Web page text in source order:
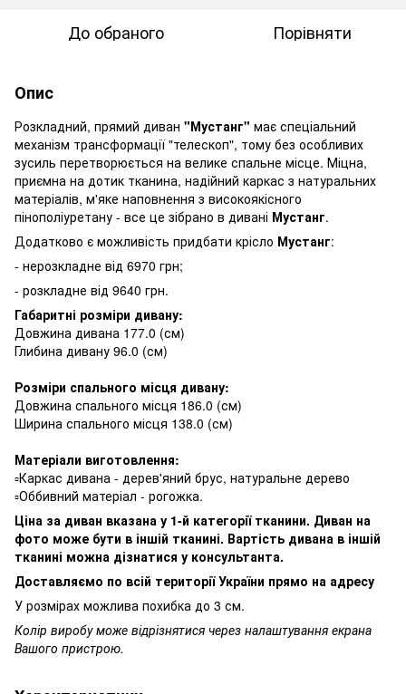
До обраного Порівняти
Опис
Розкладний, прямий диван "Мустанг" має спеціальний
механізм трансформації "телескоп", тому без особливих
зусиль перетворюється на велике спальне місце. Міцна,
приємна на дотик тканина, надійний каркас з натуральних
матеріалів, м'яке наповнення з високоякісного
пінополіуретану - все це зібрано в дивані Мустанг.
Додатково є можливість придбати крісло Мустанг:
- нерозкладне від 6970 грн;
- розкладне від 9640 грн.
Габаритні розміри дивану:
Довжина дивана 177.0 (см)
Глибина дивану 96.0 (см)
Розміри спального місця дивану:
Довжина спального місця 186.0 (см)
Ширина спального місця 138.0 (см)
Матеріали виготовлення:
▫️Каркас дивана - дерев'яний брус, натуральне дерево
▫️Оббивний матеріал - рогожка.
Ціна за диван вказана у 1-й категорії тканини. Диван на
фото може бути в іншій тканині. Вартість дивана в іншій
тканині можна дізнатися у консультанта.
Доставляємо по всій території України прямо на адресу
У розмірах можлива похибка до 3 см.
Колір виробу може відрізнятися через налаштування екрана
Вашого пристрою.